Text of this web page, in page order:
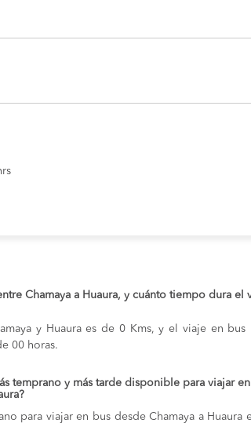
Chamaya a Huaura, y cuánto tiempo dura el
y Huaura es de 0 Kms, y el viaje en bus
00 horas.
temprano y más tarde disponible para viajar
para viajar en bus desde Chamaya a Huaura